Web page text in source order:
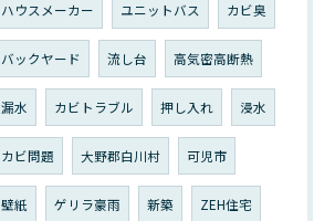
ハウスメーカー ユニットバス カビ臭
バックヤード 流し台 高気密高断熱
漏水 カビトラブル 押し入れ 浸水
カビ問題 大野郡白川村 可児市
壁紙 ゲリラ豪雨 新築 ZEH住宅